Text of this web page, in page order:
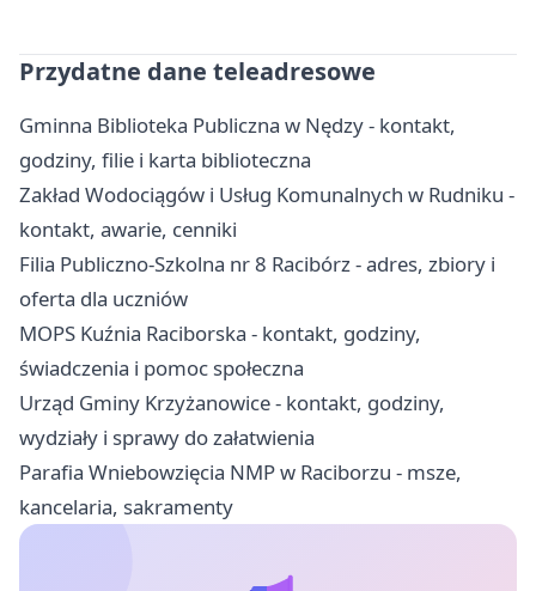
Przydatne dane teleadresowe
Gminna Biblioteka Publiczna w Nędzy - kontakt,
godziny, filie i karta biblioteczna
Zakład Wodociągów i Usług Komunalnych w Rudniku -
kontakt, awarie, cenniki
Filia Publiczno-Szkolna nr 8 Racibórz - adres, zbiory i
oferta dla uczniów
MOPS Kuźnia Raciborska - kontakt, godziny,
świadczenia i pomoc społeczna
Urząd Gminy Krzyżanowice - kontakt, godziny,
wydziały i sprawy do załatwienia
Parafia Wniebowzięcia NMP w Raciborzu - msze,
kancelaria, sakramenty